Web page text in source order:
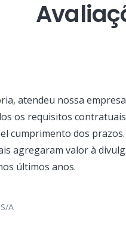
atendeu nossa
os requisitos
cumprimento dos
agregaram valor à
últimos anos.
A